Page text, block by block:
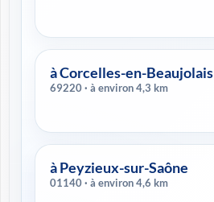
à Corcelles-en-Beaujolais
69220 · à environ 4,3 km
à Peyzieux-sur-Saône
01140 · à environ 4,6 km